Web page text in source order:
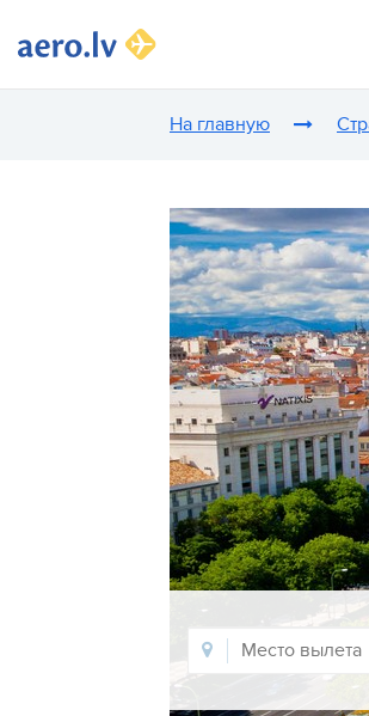
На главную